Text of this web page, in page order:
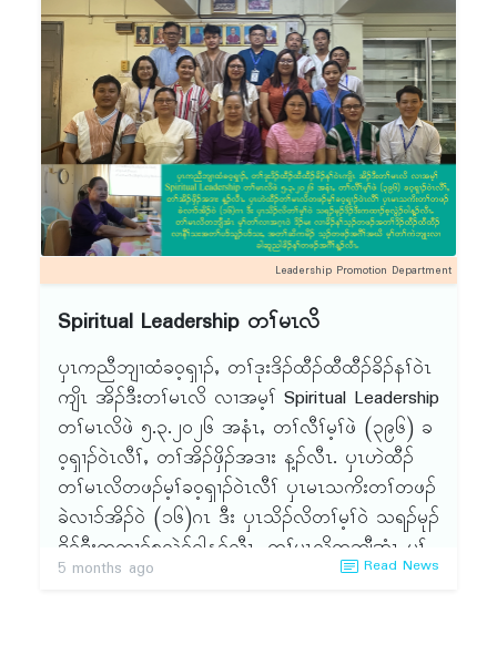
ဘျုးန့ၣ်လီၤ. ၦၤဟဲထီၣ်တၢ်မၤလိခဲလၢာ် အိၣ်ဝဲ
(၁၇)ဂၤန့ၣ်လီၤ.
Leadership Promotion Department
Spiritual Leadership တၢ်မၤလိ
ၦၤကညီဘျၢထံခဝ့ၡၢၣ်ႇ တၢ်ဒုးဒိၣ်ထီၣ်ထီထီၣ်ခိၣ်နၢ်ဝဲၤ
ကျိၤ အိၣ်ဒီးတၢ်မၤလိ လၢအမ့ၢ် Spiritual Leadership
တၢ်မၤလိဖဲ ၅.၃.၂ဝ၂၆ အနံၤႇ တၢ်လီၢ်မ့ၢ်ဖဲ (၃၉၆) ခ
ဝ့ၡၢၣ်ဝဲၤလီၢ်ႇ တၢ်အိၣ်ဖှိၣ်အဒၢး န့ၣ်လီၤ. ၦၤဟဲထီၣ်
တၢ်မၤလိတဖၣ်မ့ၢ်ခဝ့ၡၢၣ်ဝဲၤလီၢ် ၦၤမၤသကိးတၢ်တဖၣ်
ခဲလၢ၁်အိၣ်ဝဲ (၁၆)ဂၤ ဒီး ၦၤသိၣ်လိတၢ်မ့ၢ်ဝဲ သရၣ်မုၣ်
ဒိၣ်ဒီးကထၢၣ်စ့လွဲၣ်ဝါန့ၣ်လီၤ. တၢ်မၤလိတဘျီအံၤ မ့ၢ်
တၢ်လၢအဂ့ၤဝဲ ဒိၣ်မး လၢခိၣ်နၢ်သ့ၣ်တဖၣ်အတၢ်ဒိၣ်
5 months ago Read News